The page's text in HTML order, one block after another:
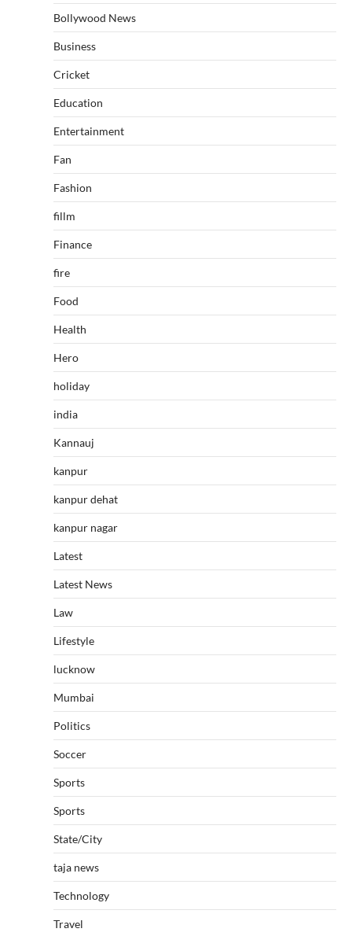
Bollywood News
Business
Cricket
Education
Entertainment
Fan
Fashion
fillm
Finance
fire
Food
Health
Hero
holiday
india
Kannauj
kanpur
kanpur dehat
kanpur nagar
Latest
Latest News
Law
Lifestyle
lucknow
Mumbai
Politics
Soccer
Sports
Sports
State/City
taja news
Technology
Travel